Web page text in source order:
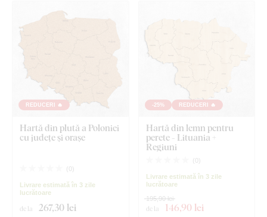
REDUCERI 🔥
Hartă din plută a Poloniei
cu județe și orașe
( 0)
Livrare estimată în 3 zile
lucrătoare
de la 267,30 lei
-25% REDUCERI 🔥
Hartă din lemn pentru
perete - Lituania +
Regiuni
( 0)
Livrare estimată în 3 zile
lucrătoare
de la 146,90 lei
195,90 lei